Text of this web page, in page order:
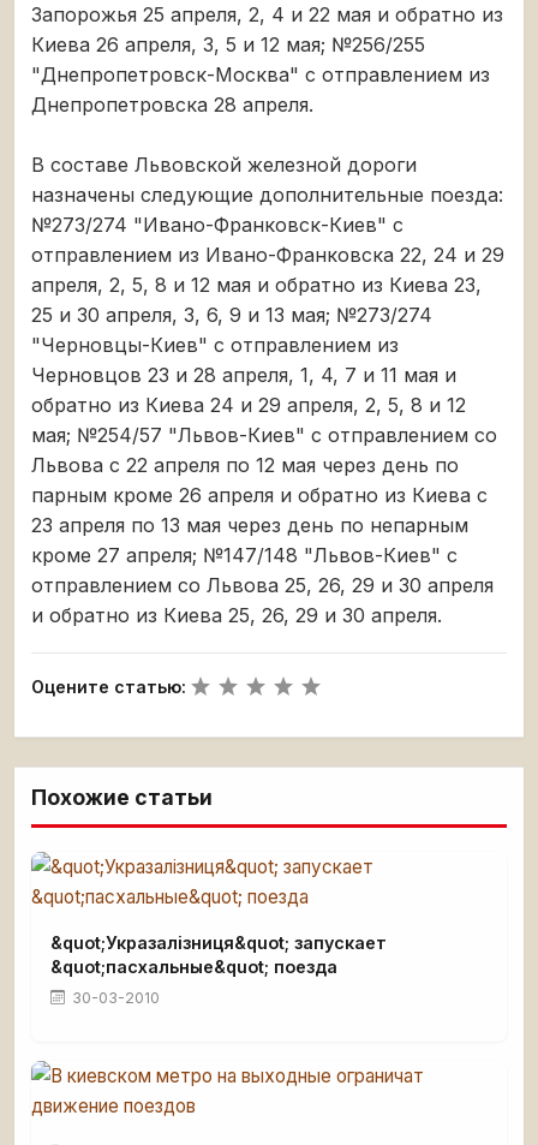
Запорожья 25 апреля, 2, 4 и 22 мая и обратно из
Киева 26 апреля, 3, 5 и 12 мая; №256/255
"Днепропетровск-Москва" с отправлением из
Днепропетровска 28 апреля.
В составе Львовской железной дороги
назначены следующие дополнительные поезда:
№273/274 "Ивано-Франковск-Киев" с
отправлением из Ивано-Франковска 22, 24 и 29
апреля, 2, 5, 8 и 12 мая и обратно из Киева 23,
25 и 30 апреля, 3, 6, 9 и 13 мая; №273/274
"Черновцы-Киев" с отправлением из
Черновцов 23 и 28 апреля, 1, 4, 7 и 11 мая и
обратно из Киева 24 и 29 апреля, 2, 5, 8 и 12
мая; №254/57 "Львов-Киев" с отправлением со
Львова с 22 апреля по 12 мая через день по
парным кроме 26 апреля и обратно из Киева с
23 апреля по 13 мая через день по непарным
кроме 27 апреля; №147/148 "Львов-Киев" с
отправлением со Львова 25, 26, 29 и 30 апреля
и обратно из Киева 25, 26, 29 и 30 апреля.
Оцените статью:
Похожие статьи
&quot;Укразалізниця&quot; запускает
&quot;пасхальные&quot; поезда
30-03-2010